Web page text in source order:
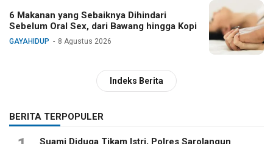
6 Makanan yang Sebaiknya Dihindari
Sebelum Oral Sex, dari Bawang hingga Kopi
GAYAHIDUP 8 Agustus 2026
Indeks Berita
BERITA TERPOPULER
Suami Diduga Tikam Istri, Polres Sarolangun